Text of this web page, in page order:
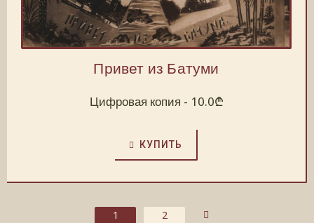
Привет из Батуми
Цифровая копия - 10.0₾
КУПИТЬ
1 2